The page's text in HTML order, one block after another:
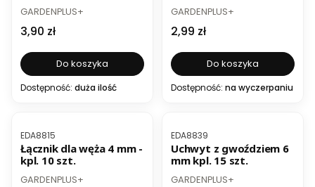
PRODUCENT
GARDENPLUS+
Cena
3,90 zł
Do koszyka
Dostępność: duża ilość
PRODUCENT
GARDENPLUS+
Cena
2,99 zł
Do koszyka
Dostępność: na wyczerpaniu
Kod produktu
EDA8815
Łącznik dla węża 4 mm -
kpl. 10 szt.
PRODUCENT
GARDENPLUS+
Kod produktu
EDA8839
Uchwyt z gwoździem 6
mm kpl. 15 szt.
PRODUCENT
GARDENPLUS+